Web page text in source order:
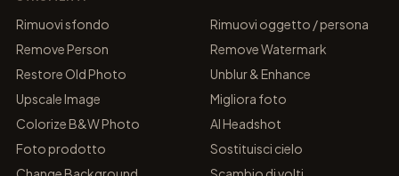
Rimuovi sfondo
Rimuovi oggetto / persona
Remove Person
Remove Watermark
Restore Old Photo
Unblur & Enhance
Upscale Image
Migliora foto
Colorize B&W Photo
AI Headshot
Foto prodotto
Sostituisci cielo